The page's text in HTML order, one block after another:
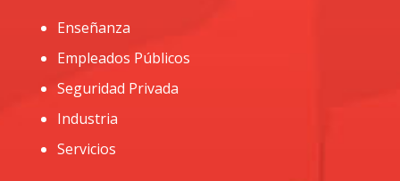
Enseñanza
Empleados Públicos
Seguridad Privada
Industria
Servicios